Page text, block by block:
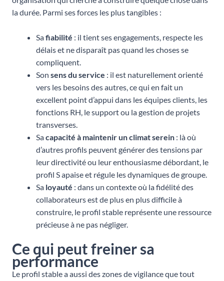
la durée. Parmi ses forces les plus tangibles :
Safiabilité : il tient ses engagements, respecte les
délais et ne disparaît pas quand les choses se
compliquent.
Son sens du service : il est naturellement orienté
vers les besoins des autres, ce qui en fait un
excellent point d’appui dans les équipes clients, les
fonctions RH, le support ou la gestion de projets
transverses.
Sacapacité à maintenir un climat serein : là où
d’autres profils peuvent générer des tensions par
leur directivité ou leur enthousiasme débordant, le
profil S apaise et régule les dynamiques de groupe.
Sa loyauté : dans un contexte où la fidélité des
collaborateurs est de plus en plus difficile à
construire, le profil stable représente une ressource
précieuse à ne pas négliger.
Ce qui peut freiner sa
performance
Le profil stable a aussi des zones de vigilance que tout